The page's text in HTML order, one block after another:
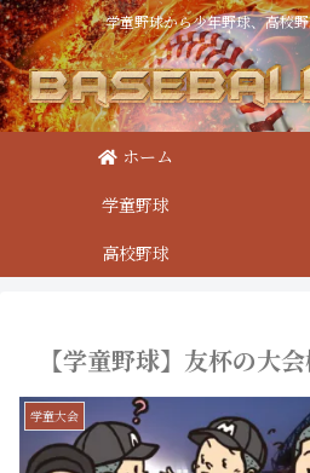
学童野球から少年野球、高校
ホーム
学童野球
高校野球
【学童野球】友杯の大
学童大会